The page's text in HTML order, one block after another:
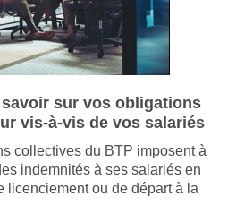
sur vos obligations
vis-à-vis de vos salariés
collectives du BTP imposent à
indemnités à ses salariés en
licenciement ou de départ à la